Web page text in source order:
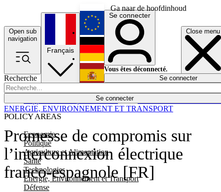
Ga naar de hoofdinhoud
Open sub
navigation
Close menu
Recherche
Se connecter
POLICY AREAS
Economie
Politique
Agriculture et Alimentation
Santé
Technologies
Energie, Environnement et Transport
Défense
Économie
Français
English
Deutsch
Español
Se connecter
Vous êtes déconnecté.
Se connecter
Promesse de compromis sur
l’interconnexion électrique
franco-espagnole [FR]
ENERGIE, ENVIRONNEMENT ET TRANSPORT